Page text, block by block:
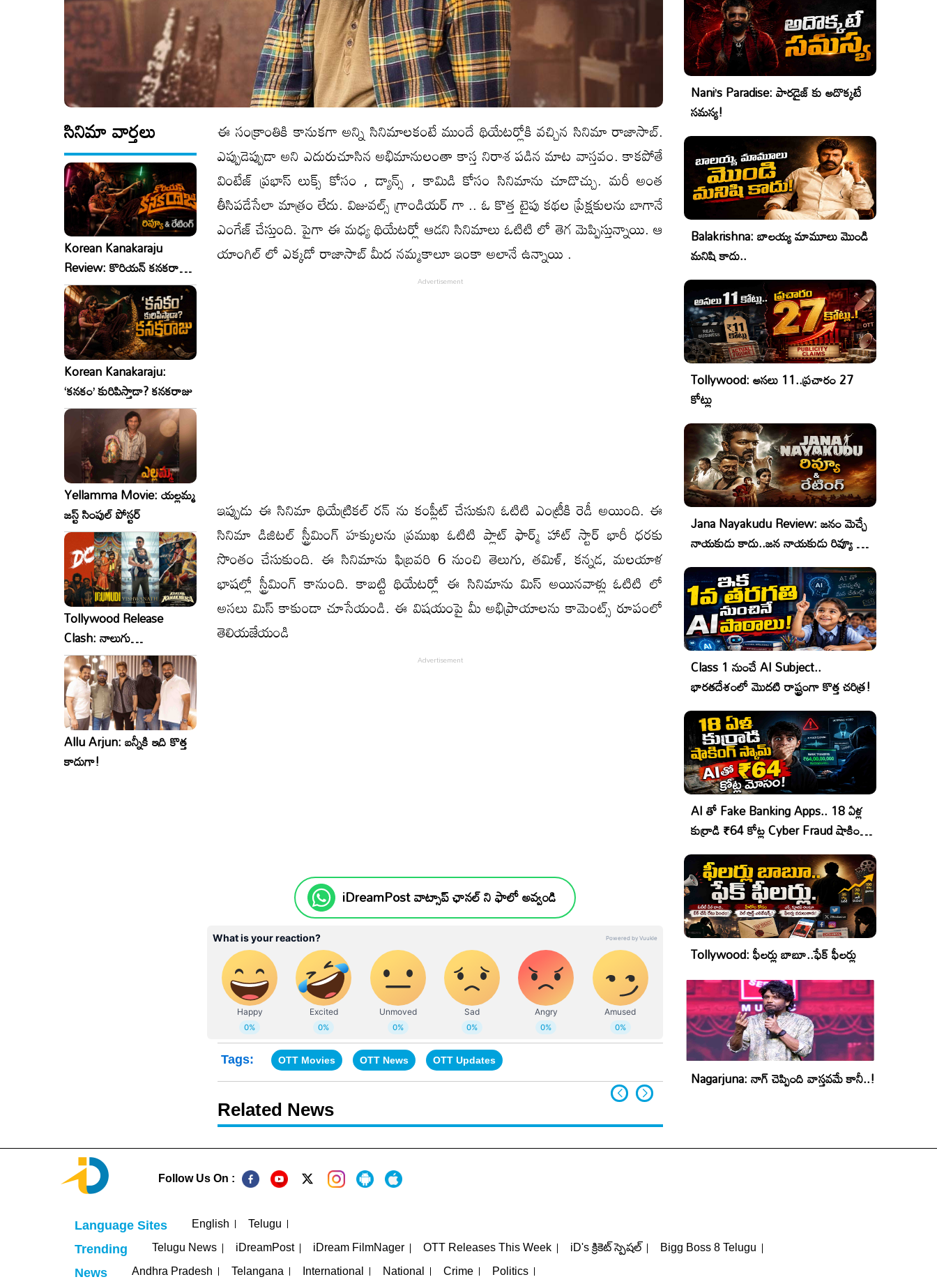
సినిమా వార్తలు
Korean Kanakaraju
Review: కొరియన్ కనకరాజు
రివ్యూ & రేటింగ్!
Korean Kanakaraju:
‘కనకం’ కురిపిస్తాడా? కనకరాజు
Yellamma Movie: యల్లమ్మ
జస్ట్ సింపుల్ పోస్టర్
Tollywood Release
Clash: నాలుగు
సినిమాలు..ఒకేసారి..ఎందుకో?
Allu Arjun: బన్నీకి ఇది కొత్త
కాదుగా!
ఈ సంక్రాంతికి కానుకగా అన్ని సినిమాలకంటే ముందే థియేటర్లోకి వచ్చిన సినిమా రాజాసాబ్.
ఎప్పుడెప్పుడా అని ఎదురుచూసిన అభిమానులంతా కాస్త నిరాశ పడిన మాట వాస్తవం. కాకపోతే
వింటేజ్ ప్రభాస్ లుక్స్ కోసం , డ్యాన్స్ , కామిడి కోసం సినిమాను చూడొచ్చు. మరీ అంత
తీసిపడేసేలా మాత్రం లేదు. విజువల్స్ గ్రాండియర్ గా .. ఓ కొత్త టైపు కథల ప్రేక్షకులను బాగానే
ఎంగేజ్ చేస్తుంది. పైగా ఈ మధ్య థియేటర్లో ఆడని సినిమాలు ఓటిటి లో తెగ మెప్పిస్తున్నాయి. ఆ
యాంగిల్ లో ఎక్కడో రాజాసాబ్ మీద నమ్మకాలూ ఇంకా అలానే ఉన్నాయి .
ఇప్పుడు ఈ సినిమా థియేట్రికల్ రన్ ను కంప్లీట్ చేసుకుని ఓటిటి ఎంట్రీకి రెడీ అయింది. ఈ
సినిమా డిజిటల్ స్ట్రీమింగ్ హక్కులను ప్రముఖ ఓటిటి ప్లాట్ ఫార్మ్ హాట్ స్టార్ భారీ ధరకు
సొంతం చేసుకుంది. ఈ సినిమాను ఫిబ్రవరి 6 నుంచి తెలుగు, తమిళ్, కన్నడ, మలయాళ
భాషల్లో స్ట్రీమింగ్ కానుంది. కాబట్టి థియేటర్లో ఈ సినిమాను మిస్ అయినవాళ్లు ఓటిటి లో
అసలు మిస్ కాకుండా చూసేయండి. ఈ విషయంపై మీ అభిప్రాయాలను కామెంట్స్ రూపంలో
తెలియజేయండి
iDreamPost వాట్సాప్ ఛానల్ ని ఫాలో అవ్వండి
Tags: OTT Movies OTT News OTT Updates
Related News
Nani’s Paradise: పారడైజ్ కు అదొక్కటే
సమస్య!
Balakrishna: బాలయ్య మామూలు మొండి
మనిషి కాదు..
Tollywood: అసలు 11..ప్రచారం 27
కోట్లు
Jana Nayakudu Review: జనం మెచ్చే
నాయకుడు కాదు..జన నాయకుడు రివ్యూ &
రేటింగ్!
Class 1 నుంచే AI Subject..
భారతదేశంలో మొదటి రాష్ట్రంగా కొత్త చరిత్ర!
AI తో Fake Banking Apps.. 18 ఏళ్ల
కుర్రాడి ₹64 కోట్ల Cyber Fraud షాకింగ్
ఆపరేషన్!
Tollywood: ఫీలర్లు బాబూ..ఫేక్ ఫీలర్లు
Nagarjuna: నాగ్ చెప్పింది వాస్తవమే కానీ..!
Follow Us On :
Language Sites English Telugu
Trending Telugu News iDreamPost iDream FilmNager OTT Releases This Week iD's క్రికెట్ స్పెషల్ Bigg Boss 8 Telugu
News Andhra Pradesh Telangana International National Crime Politics